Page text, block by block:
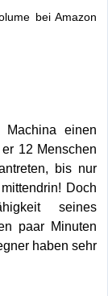
bei Amazon
einen
12 Menschen
bis nur
Doch
seines
paar Minuten
haben sehr